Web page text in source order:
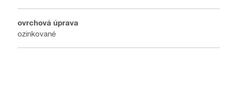
Povrchová úprava
Pozinkované